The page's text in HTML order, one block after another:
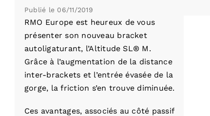
Publié le 06/11/2019
RMO Europe est heureux de vous
présenter son nouveau bracket
autoligaturant, l’Altitude SL® M.
Grâce à l’augmentation de la distance
inter-brackets et l’entrée évasée de la
gorge, la friction s’en trouve diminuée.
Ces avantages, associés au côté passif